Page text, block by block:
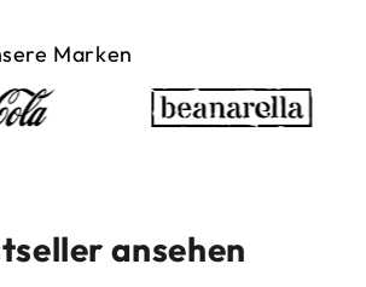
Marken
ansehen